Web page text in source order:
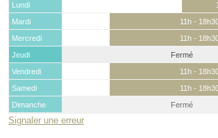
Lundi
Mardi
11h -
Mercredi
11h -
Jeudi
Fermé
Vendredi
11h -
Samedi
11h -
Dimanche
Fermé
Signaler une erreur